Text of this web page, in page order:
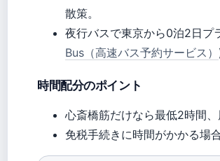
散策。
夜行バスで東京から0泊2日プ
Bus（高速バス予約サービス）
時間配分のポイント
心斎橋筋だけなら最低2時間
免税手続きに時間がかかる場